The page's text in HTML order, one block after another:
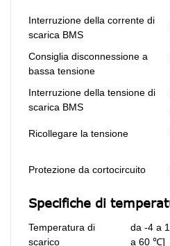
Interruzione della corrente di
scarica BMS
Consiglia disconnessione a
bassa tensione
Interruzione della tensione di
scarica BMS
Ricollegare la tensione
Protezione da cortocircuito
Specifiche di
Temperatura di
scarico
da -4 a
a 60 ℃]